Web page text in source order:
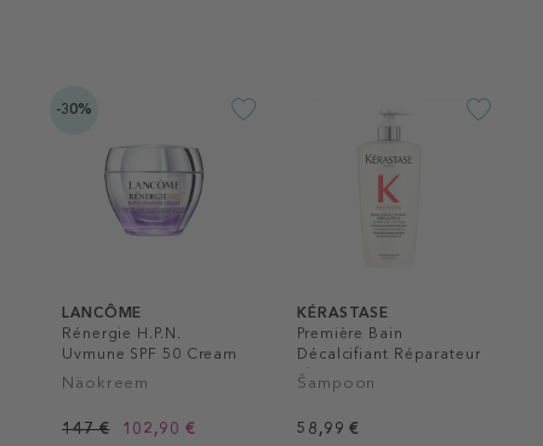
-30%
LANCÔME
Rénergie H.P.N.
Uvmune SPF 50 Cream
Näokreem
147 € 102,90 €
KÉRASTASE
Première Bain
Décalcifiant Réparateur
Shampoo
Šampoon
58,99 €